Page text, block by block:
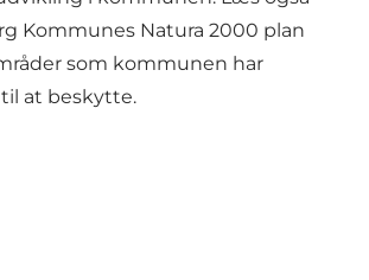
Kommunes Natura 2000 plan
som kommunen har
at beskytte.